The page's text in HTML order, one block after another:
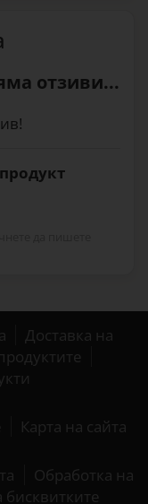
отзиви...
Доставка на
Карта на сайта
Обработка на
бисквитките